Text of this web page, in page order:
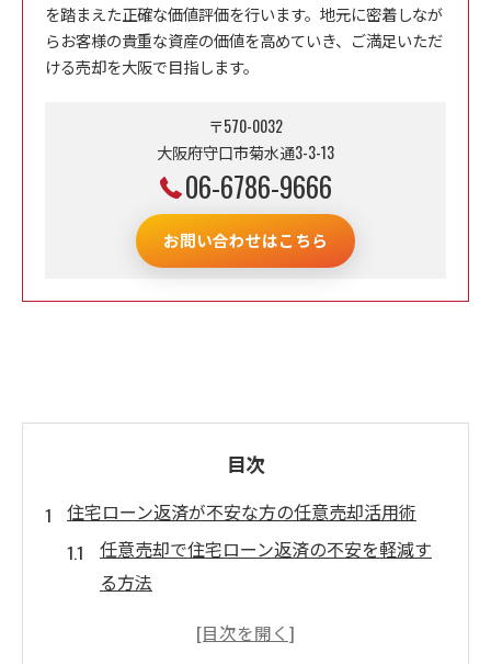
を踏まえた正確な価値評価を行います。地元に密着しなが
らお客様の貴重な資産の価値を高めていき、ご満足いただ
ける売却を大阪で目指します。
〒570-0032
大阪府守口市菊水通3-3-13
06-6786-9666
お問い合わせはこちら
目次
住宅ローン返済が不安な方の任意売却活用術
任意売却で住宅ローン返済の不安を軽減す
る方法
返済困難時に知っておきたい任意売却の活